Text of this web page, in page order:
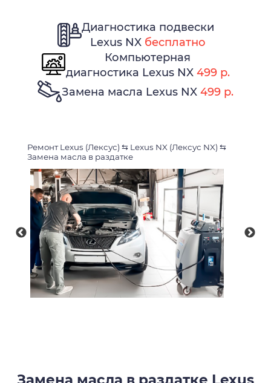
Диагностика подвески
Lexus NX бесплатно
Компьютерная
диагностика Lexus NX 499 р.
Замена масла Lexus NX 499 р.
Ремонт Lexus (Лексус) ⇆ Lexus NX (Лексус NX) ⇆
Замена масла в раздатке